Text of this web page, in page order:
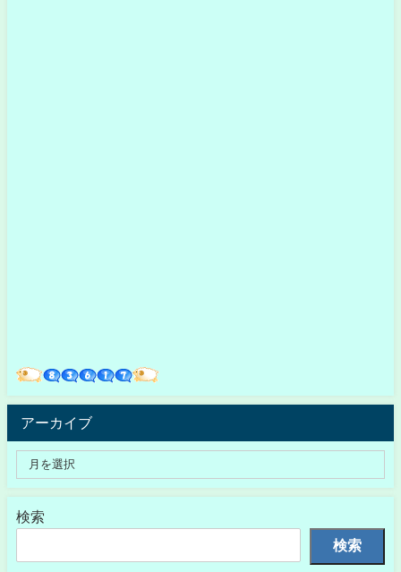
アーカイブ
検索
検索